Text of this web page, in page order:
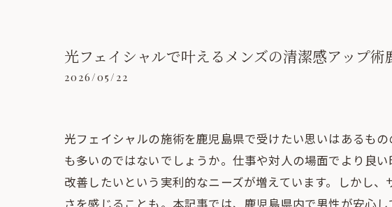
光フェイシャルで叶えるメンズの清潔感アップ
2026/05/22
光フェイシャルの施術を鹿児島県で受けたい思いはあるも
も多いのではないでしょうか。仕事や対人の場面でより良
改善したいという実利的なニーズが増えています。しかし
さを感じることも。本記事では、鹿児島県内で男性が安心